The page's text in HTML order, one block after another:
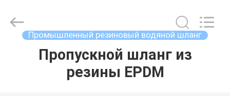
Промышленный резиновый водяной шланг
Пропускной шланг из
резины EPDM